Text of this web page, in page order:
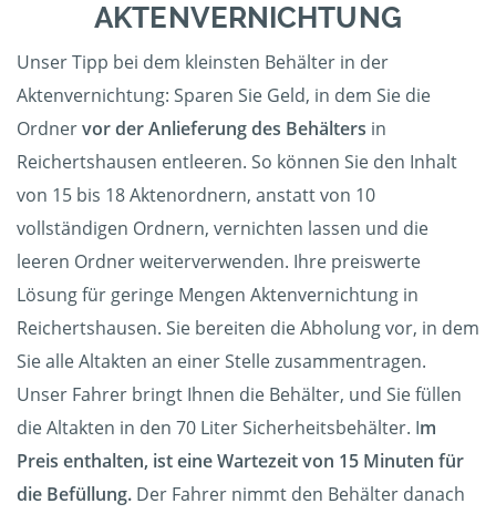
AKTENVERNICHTUNG
Unser Tipp bei dem kleinsten Behälter in der
Aktenvernichtung: Sparen Sie Geld, in dem Sie die
Ordnervor der Anlieferung des Behälters in
Reichertshausen entleeren. So können Sie den Inhalt
von 15 bis 18 Aktenordnern, anstatt von 10
vollständigen Ordnern, vernichten lassen und die
leeren Ordner weiterverwenden. Ihre preiswerte
Lösung für geringe Mengen Aktenvernichtung in
Reichertshausen. Sie bereiten die Abholung vor, in dem
Sie alle Altakten an einer Stelle zusammentragen.
Unser Fahrer bringt Ihnen die Behälter, und Sie füllen
die Altakten in den 70 Liter Sicherheitsbehälter. Im
Preis enthalten, ist eine Wartezeit von 15 Minuten für
die Befüllung. Der Fahrer nimmt den Behälter danach